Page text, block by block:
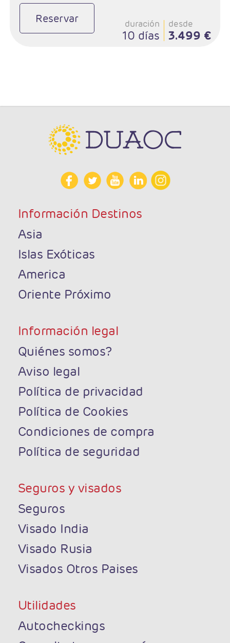
Reservar duración
10 días
desde
3.499 €
Información Destinos
Asia
Islas Exóticas
America
Oriente Próximo
Información legal
Quiénes somos?
Aviso legal
Política de privacidad
Política de Cookies
Condiciones de compra
Política de seguridad
Seguros y visados
Seguros
Visado India
Visado Rusia
Visados Otros Paises
Utilidades
Autocheckings